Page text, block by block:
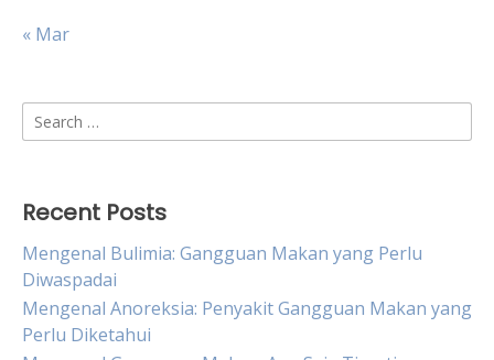
« Mar
Search
for:
Recent Posts
Mengenal Bulimia: Gangguan Makan yang Perlu
Diwaspadai
Mengenal Anoreksia: Penyakit Gangguan Makan yang
Perlu Diketahui